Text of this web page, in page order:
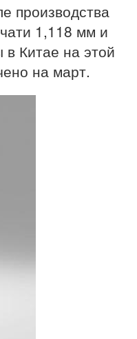
производства
1,118 мм и
Китае на этой
на март.